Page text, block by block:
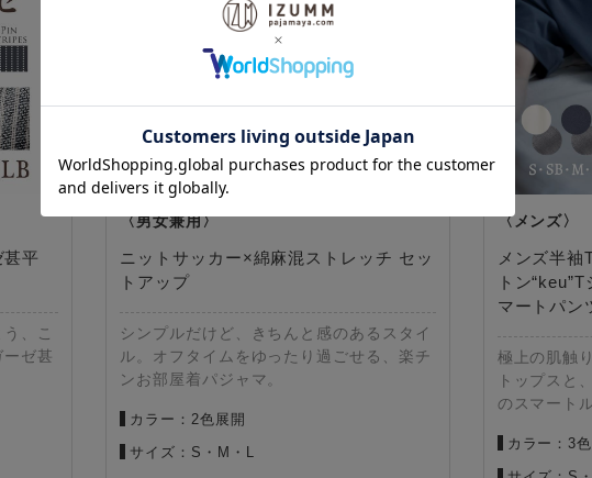
甚平
、こ
ゼ甚
ニットサッカー×綿麻混ストレッチ セッ
トアップ
シンプルだけど、きちんと感のあるスタイ
ル。オフタイムをゆったり過ごせる、楽チ
ンお部屋着パジャマ。
カラー：2色展開
サイズ：S・M・L
メンズ半
トン
マートパン
極上の肌触
トップスと
のスマート
カラー：3